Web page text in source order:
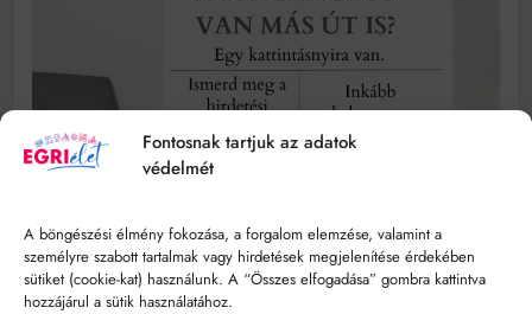
Fontosnak tartjuk az adatok
védelmét
A böngészési élmény fokozása, a forgalom elemzése, valamint a
személyre szabott tartalmak vagy hirdetések megjelenítése érdekében
sütiket (cookie-kat) használunk. A “Összes elfogadása” gombra kattintva
hozzájárul a sütik használatához.